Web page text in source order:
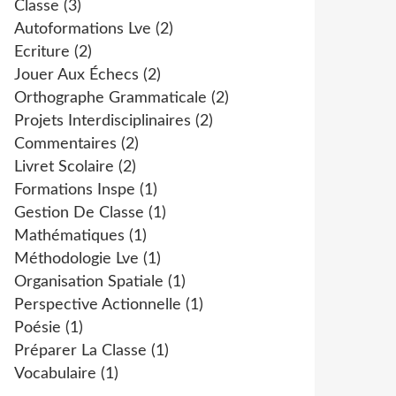
Classe (3)
Autoformations Lve (2)
Ecriture (2)
Jouer Aux Échecs (2)
Orthographe Grammaticale (2)
Projets Interdisciplinaires (2)
Commentaires (2)
Livret Scolaire (2)
Formations Inspe (1)
Gestion De Classe (1)
Mathématiques (1)
Méthodologie Lve (1)
Organisation Spatiale (1)
Perspective Actionnelle (1)
Poésie (1)
Préparer La Classe (1)
Vocabulaire (1)